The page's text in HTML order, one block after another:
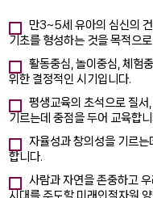
만3~5세 유아의 심신의
기초를 형성하는 것을 목적으
활동중심, 놀이중심, 체험
위한 결정적인 시기입니다.
평생교육의 초석으로 질
기르는데 중점을 두어 교육합
자율성과 창의성을 기르
합니다.
사람과 자연을 존중하고
시대를 주도할 미래인적자원